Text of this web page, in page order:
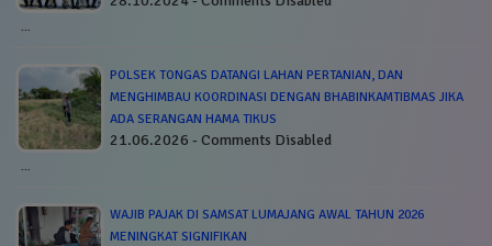
…
POLSEK TONGAS DATANGI LAHAN PERTANIAN, DAN
MENGHIMBAU KOORDINASI DENGAN BHABINKAMTIBMAS JIKA
ADA SERANGAN HAMA TIKUS
21.06.2026 - Comments Disabled
…
WAJIB PAJAK DI SAMSAT LUMAJANG AWAL TAHUN 2026
MENINGKAT SIGNIFIKAN